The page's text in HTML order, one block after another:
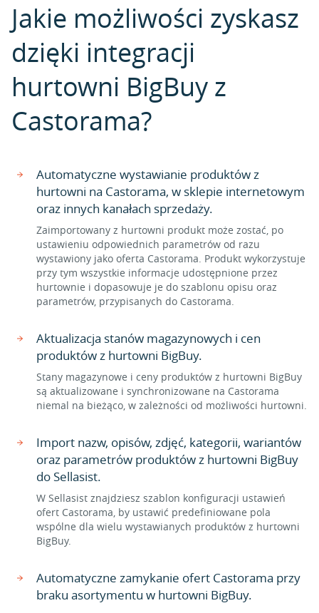
Jakie możliwości zyskasz
dzięki integracji
hurtowni BigBuy z
Castorama?
Automatyczne wystawianie produktów z
hurtowni na Castorama, w sklepie internetowym
oraz innych kanałach sprzedaży.
Zaimportowany z hurtowni produkt może zostać, po
ustawieniu odpowiednich parametrów od razu
wystawiony jako oferta Castorama. Produkt wykorzystuje
przy tym wszystkie informacje udostępnione przez
hurtownie i dopasowuje je do szablonu opisu oraz
parametrów, przypisanych do Castorama.
Aktualizacja stanów magazynowych i cen
produktów z hurtowni BigBuy.
Stany magazynowe i ceny produktów z hurtowni BigBuy
są aktualizowane i synchronizowane na Castorama
niemal na bieżąco, w zależności od możliwości hurtowni.
Import nazw, opisów, zdjęć, kategorii, wariantów
oraz parametrów produktów z hurtowni BigBuy
do Sellasist.
W Sellasist znajdziesz szablon konfiguracji ustawień
ofert Castorama, by ustawić predefiniowane pola
wspólne dla wielu wystawianych produktów z hurtowni
BigBuy.
Automatyczne zamykanie ofert Castorama przy
braku asortymentu w hurtowni BigBuy.